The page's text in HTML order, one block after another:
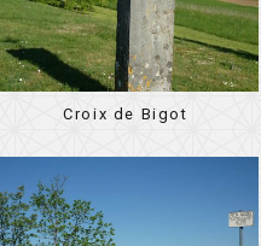
Croix de Bigot